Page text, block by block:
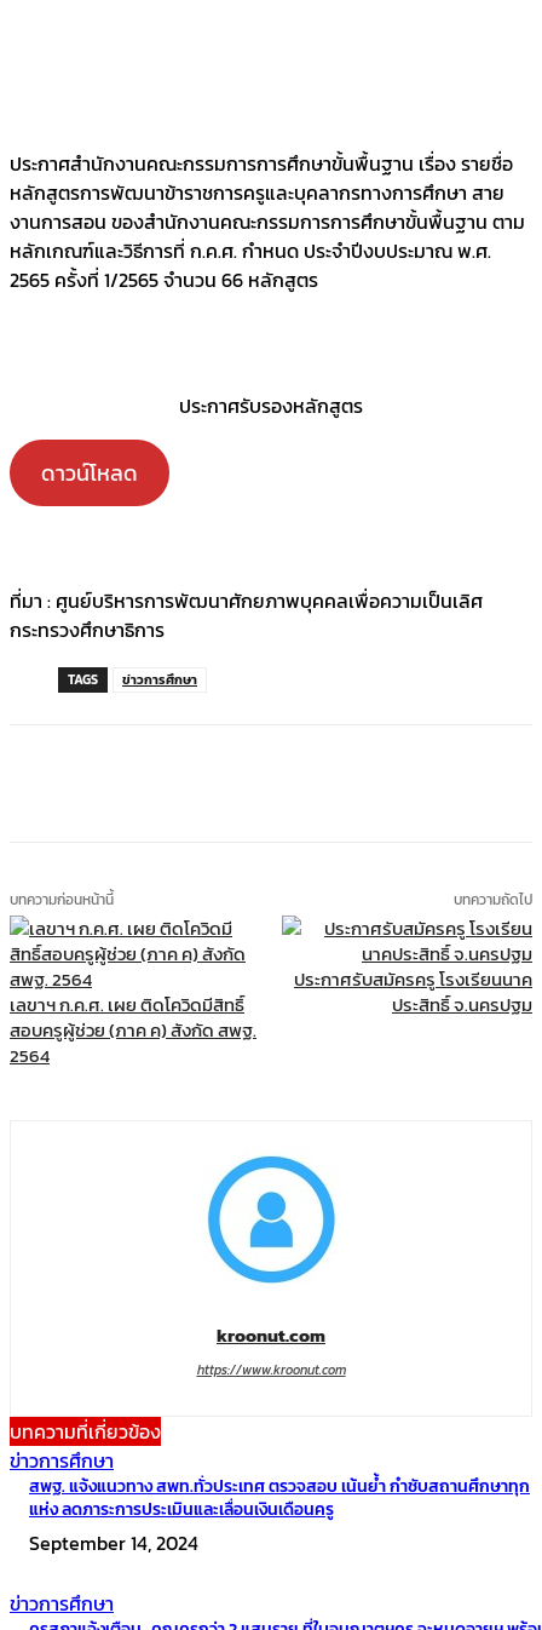
ประกาศสำนักงานคณะกรรมการการศึกษาขั้นพื้นฐาน เรื่อง รายชื่อ
หลักสูตรการพัฒนาข้าราชการครูและบุคลากรทางการศึกษา สาย
งานการสอน ของสำนักงานคณะกรรมการการศึกษาขั้นพื้นฐาน ตาม
หลักเกณฑ์และวิธีการที่ ก.ค.ศ. กำหนด ประจำปีงบประมาณ พ.ศ.
2565 ครั้งที่ 1/2565 จำนวน 66 หลักสูตร
ประกาศรับรองหลักสูตร
ดาวน์โหลด
ที่มา : ศูนย์บริหารการพัฒนาศักยภาพบุคคลเพื่อความเป็นเลิศ
กระทรวงศึกษาธิการ
TAGS ข่าวการศึกษา
บทความก่อนหน้านี้
เลขาฯ ก.ค.ศ. เผย ติดโควิดมีสิทธิ์
สอบครูผู้ช่วย (ภาค ค) สังกัด สพฐ.
2564
บทความถัดไป
ประกาศรับสมัครครู โรงเรียนนาค
ประสิทธิ์ จ.นครปฐม
kroonut.com
https://www.kroonut.com
บทความที่เกี่ยวข้อง
ข่าวการศึกษา
สพฐ. แจ้งแนวทาง สพท.ทั่วประเทศ ตรวจสอบ เน้นย้ำ กำชับสถานศึกษาทุก
แห่ง ลดภาระการประเมินและเลื่อนเงินเดือนครู
September 14, 2024
ข่าวการศึกษา